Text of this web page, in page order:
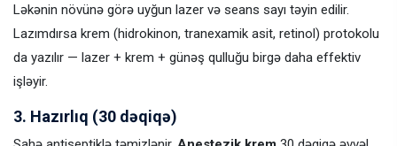
Ləkənin növünə görə uyğun lazer və seans sayı təyin edilir.
Lazımdırsa krem (hidrokinon, tranexamik asit, retinol) protokolu
da yazılır — lazer + krem + günəş qulluğu birgə daha effektiv
işləyir.
3. Hazırlıq (30 dəqiqə)